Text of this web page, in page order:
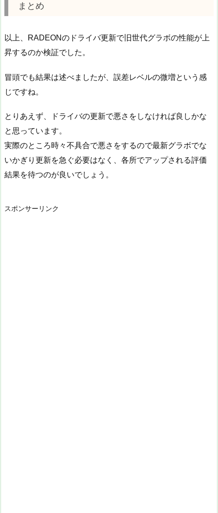
まとめ
以上、RADEONのドライバ更新で旧世代グラボの性能が上
昇するのか検証でした。
冒頭でも結果は述べましたが、誤差レベルの微増という感
じですね。
とりあえず、ドライバの更新で悪さをしなければ良しかな
と思っています。
実際のところ時々不具合で悪さをするので最新グラボでな
いかぎり更新を急ぐ必要はなく、各所でアップされる評価
結果を待つのが良いでしょう。
スポンサーリンク